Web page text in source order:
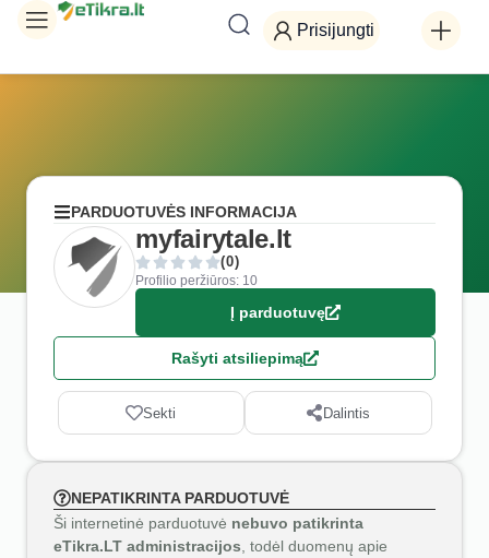
Prisijungti
PARDUOTUVĖS INFORMACIJA
myfairytale.lt
(0)
Profilio peržiūros: 10
Į parduotuvę
Rašyti atsiliepimą
Sekti Dalintis
NEPATIKRINTA PARDUOTUVĖ
Ši internetinė parduotuvė nebuvo patikrinta
eTikra.LT administracijos , todėl duomenų apie